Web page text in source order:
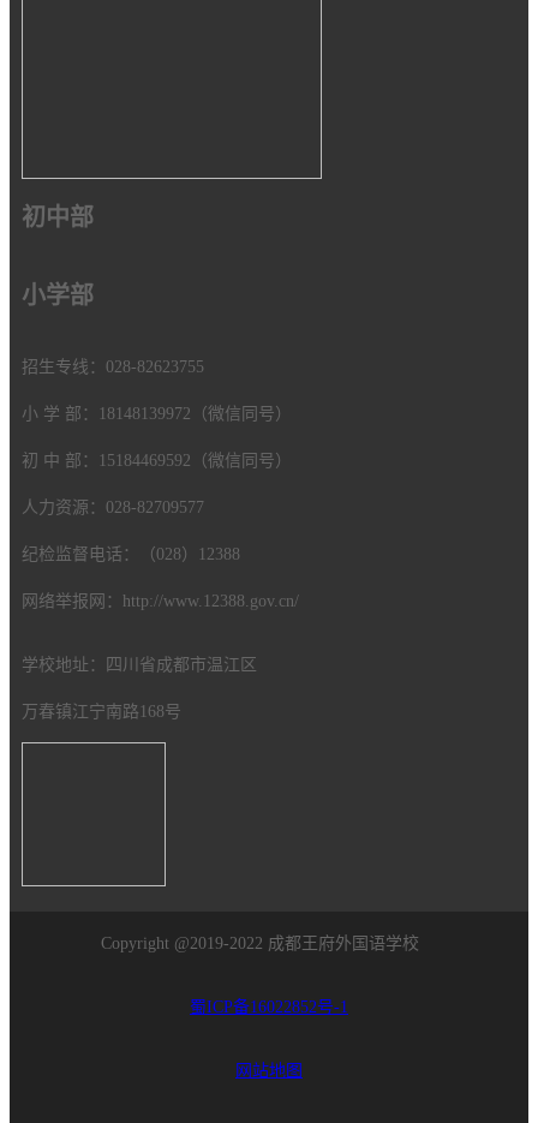
初中部
小学部
招生专线：028-82623755
小 学 部：18148139972（微信同号）
初 中 部：15184469592（微信同号）
人力资源：028-82709577
纪检监督电话：（028）12388
网络举报网：http://www.12388.gov.cn/
学校地址：四川省成都市温江区
万春镇江宁南路168号
Copyright @2019-2022 成都王府外国语学校
蜀ICP备16022852号-1
网站地图